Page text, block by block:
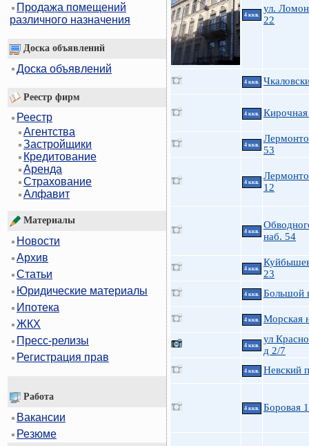
Продажа помещений
различного назначения
Доска объявлений
Доска объявлений
Реестр фирм
Реестр
Агентства
Застройщики
Кредитование
Аренда
Страхование
Алфавит
Материалы
Новости
Архив
Статьи
Юридические материалы
Ипотека
ЖКХ
Пресс-релизы
Регистрация прав
Работа
Вакансии
Резюме
4 ккв.
ул.
22
4 ккв.
4 ккв.
4 ккв.
53
4 ккв.
12
4 ккв.
наб. 54
4 ккв.
23
4 ккв. Большой
4 ккв. Морская
4 ккв.
ул
д 2/7
4 ккв. Невский
4 ккв. Боровая